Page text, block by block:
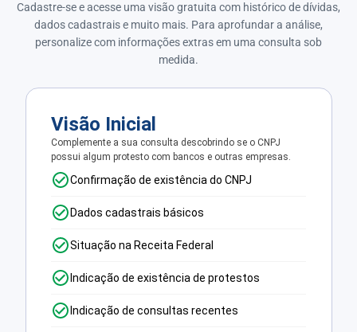
Cadastre-se e acesse uma visão gratuita com histórico de dívidas,
dados cadastrais e muito mais. Para aprofundar a análise,
personalize com informações extras em uma consulta sob
medida.
Visão Inicial
Complemente a sua consulta descobrindo se o CNPJ
possui algum protesto com bancos e outras empresas.
Confirmação de existência do CNPJ
Dados cadastrais básicos
Situação na Receita Federal
Indicação de existência de protestos
Indicação de consultas recentes